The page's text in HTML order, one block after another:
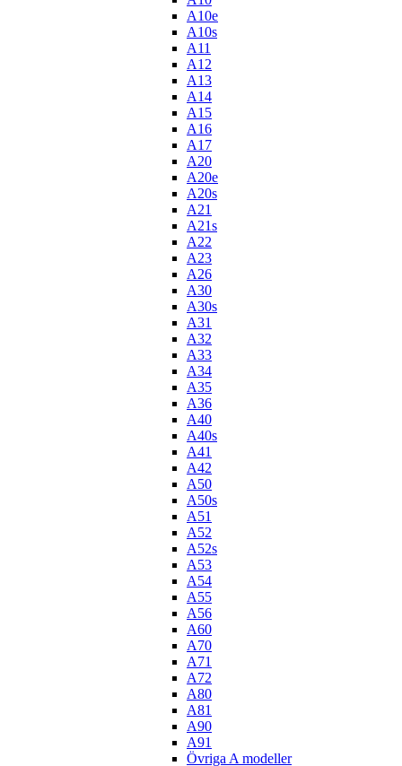
A10e
A10s
A11
A12
A13
A14
A15
A16
A17
A20
A20e
A20s
A21
A21s
A22
A23
A26
A30
A30s
A31
A32
A33
A34
A35
A36
A40
A40s
A41
A42
A50
A50s
A51
A52
A52s
A53
A54
A55
A56
A60
A70
A71
A72
A80
A81
A90
A91
Övriga A modeller